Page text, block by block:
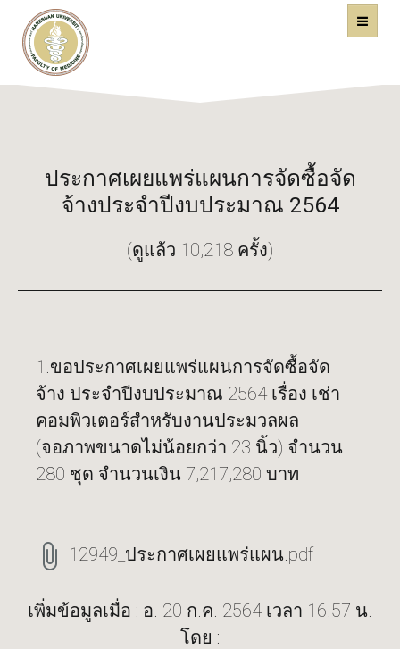
คณะแพทยศาสตร์
ประกาศเผยแพร่แผนการจัดซื้อจัด
จ้างประจำปีงบประมาณ 2564
(ดูแล้ว 10,218 ครั้ง)
1.ขอประกาศเผยแพร่แผนการจัดซื้อจัด
จ้าง ประจำปีงบประมาณ 2564 เรื่อง เช่า
คอมพิวเตอร์สำหรับงานประมวลผล
(จอภาพขนาดไม่น้อยกว่า 23 นิ้ว) จำนวน
280 ชุด จำนวนเงิน 7,217,280 บาท
12949_ประกาศเผยแพร่แผน.pdf
เพิ่มข้อมูลเมื่อ : อ. 20 ก.ค. 2564 เวลา 16.57 น.
โดย :